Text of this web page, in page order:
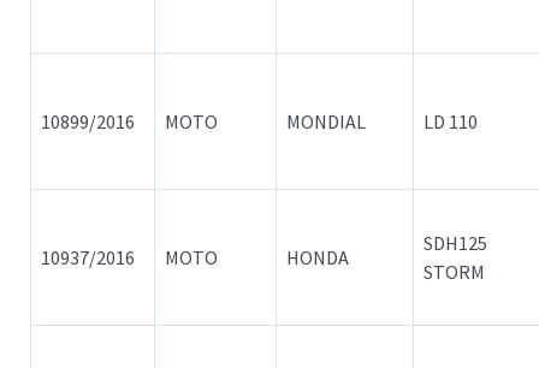
10899/2016 MOTO MONDIAL LD 110
10937/2016 MOTO HONDA
SDH125
STORM